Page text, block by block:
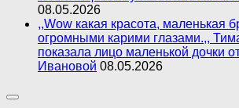
08.05.2026
,,Wow какая красота, маленькая
огромными карими глазами.,,
показала лицо маленькой дочки
Ивановой 08.05.2026